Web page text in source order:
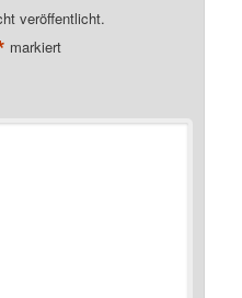
veröffentlicht.
markiert